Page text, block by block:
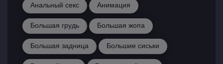
Анальный секс Анимация
Большая грудь Большая жопа
Большая задница Большие сиськи